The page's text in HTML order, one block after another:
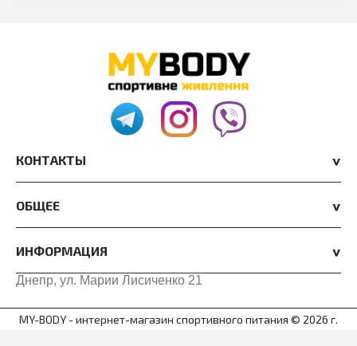
КОНТАКТЫ
ОБЩЕЕ
ИНФОРМАЦИЯ
Днепр, ул. Марии Лисиченко 21
MY-BODY - интернет-магазин спортивного питания © 2026 г.